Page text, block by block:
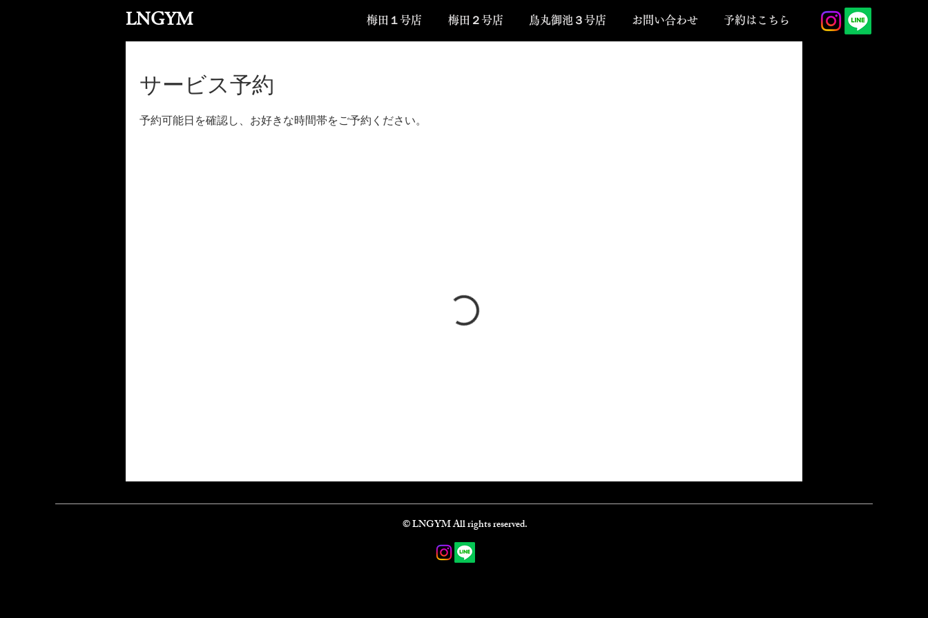
LNGYM 梅田１号店 梅田２号店 鳥丸御池３号店 お問い合わせ 予約はこちら
サービス予約
予約可能日を確認し、お好きな時間帯をご予約ください。
​©️ LNGYM All rights reserved.